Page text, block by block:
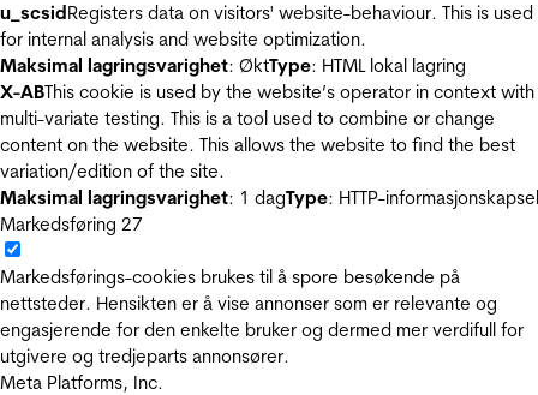
u_scsidRegisters data on visitors' website-behaviour. This is used
for internal analysis and website optimization.
Maksimal lagringsvarighet: ØktType: HTML lokal lagring
X-ABThis cookie is used by the website’s operator in context with
multi-variate testing. This is a tool used to combine or change
content on the website. This allows the website to find the best
variation/edition of the site.
Maksimal lagringsvarighet: 1 dagType: HTTP-informasjonskapsel
Markedsføring 27
Markedsførings-cookies brukes til å spore besøkende på
nettsteder. Hensikten er å vise annonser som er relevante og
engasjerende for den enkelte bruker og dermed mer verdifull for
utgivere og tredjeparts annonsører.
Meta Platforms, Inc.